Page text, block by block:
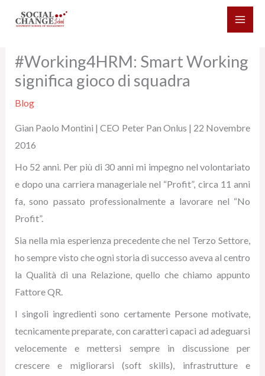
#Working4HRM: Smart Working
significa gioco di squadra
Blog
Gian Paolo Montini | CEO Peter Pan Onlus | 22 Novembre
2016
Ho 52 anni. Per più di 30 anni mi impegno nel volontariato
e dopo una carriera manageriale nel “Profit”, circa 11 anni
fa, sono passato professionalmente a lavorare nel “No
Profit”.
Sia nella mia esperienza precedente che nel Terzo Settore,
ho sempre visto che ogni storia di successo aveva al centro
la Qualità di una Relazione, quello che chiamo appunto
Fattore QR.
I singoli ingredienti sono certamente Persone motivate,
tecnicamente preparate, con caratteri capaci ad adeguarsi
velocemente e mettersi sempre in discussione per
crescere e migliorarsi (soft skills), infrastrutture e